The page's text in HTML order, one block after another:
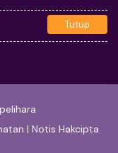
Tutup
| Notis Hakcipta